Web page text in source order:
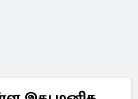
கெனிஷா